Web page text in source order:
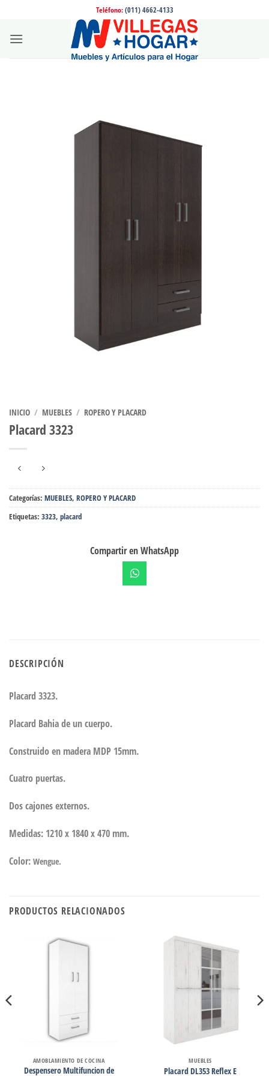
contenido
Teléfono: (011) 4662-4133
INICIO / MUEBLES / ROPERO Y PLACARD
Placard 3323
Categorías: MUEBLES, ROPERO Y PLACARD
Etiquetas: 3323, placard
Compartir en WhatsApp
DESCRIPCIÓN
Placard 3323.
Placard Bahia de un cuerpo.
Construido en madera MDP 15mm.
Cuatro puertas.
Dos cajones externos.
Medidas: 1210 x 1840 x 470 mm.
Color: Wengue.
PRODUCTOS RELACIONADOS
AMOBLAMIENTO DE COCINA
Despensero Multifuncion de
MUEBLES
Placard DL353 Reflex E